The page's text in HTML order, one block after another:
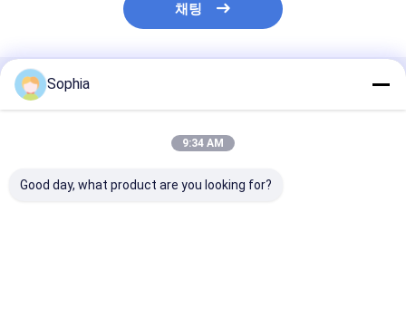
채팅
추천된 제품
Sophia
9:34 AM
Good day, what product are you looking for?